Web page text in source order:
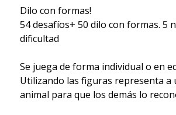
Dilo con formas!
54 desafíos+ 50 dilo con formas. 5
dificultad
Se juega de forma individual o en
Utilizando las figuras representa a
animal para que los demás lo